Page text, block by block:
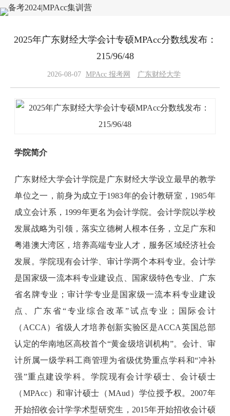
2025年广东财经大学会计专硕MPAcc分数线发布：
215/96/48
2026-08-07 MPAcc 报考网 广东财经大学
学院简介
广东财经大学会计学院是广东财经大学设立最早的教学
单位之一，前身为成立于1983年的会计教研室，1985年
成立会计系，1999年更名为会计学院。会计学院以学校
发展战略为引领，落实立德树人根本任务，立足广东和
粤港澳大湾区，培养高端专业人才，服务区域经济社会
发展。学院现有会计学、审计学两个本科专业。会计学
是国家级一流本科专业建设点、国家级特色专业、广东
省名牌专业；审计学专业是国家级一流本科专业建设
点、广东省“专业综合改革”试点专业；国际会计
（ACCA）省级人才培养创新实验区是ACCA英国总部
认定的华南地区高校首个“黄金级培训机构”。会计、审
计所属一级学科工商管理为省级优势重点学科和“冲补
强”重点建设学科。学院现有会计学硕士、会计硕士
（MPAcc）和审计硕士（MAud）学位授予权。2007年
开始招收会计学学术型研究生，2015年开始招收会计硕